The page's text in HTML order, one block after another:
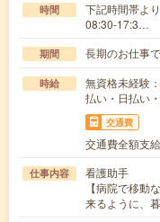
時間
下記時間帯
08:30-17:3…
期間 長期のお仕事
時給
無資格未経験
払い・日払い
交通費
交通費全額支給
仕事内容
看護助手
【病院で移動
来るように、